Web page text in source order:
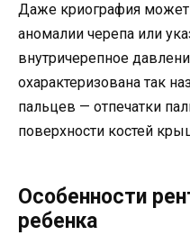
Даже криография
аномалии черепа или
внутричерепное
охарактеризована так
пальцев — отпечатки
поверхности костей
Особенности
ребенка